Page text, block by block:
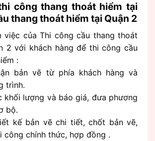
công thang thoát hiểm tại
thang thoát hiểm tại Quận 2
việc của Thi công cầu thang thoát
2 với khách hàng để thi công cầu
:
bản vẽ từ phía khách hàng và
trình.
khối lượng và báo giá, đưa phương
bộ.
kế bản vẽ chi tiết, chốt bản vẽ,
công chính thức, hợp đồng .